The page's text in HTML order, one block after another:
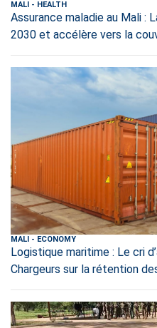
MALI - HEALTH
Assurance maladie au Mali :
2030 et accélère vers la
MALI - ECONOMY
Logistique maritime : Le cri
Chargeurs sur la rétention